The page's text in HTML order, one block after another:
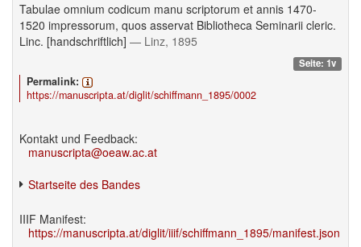
Tabulae omnium codicum manu scriptorum et annis 1470-
1520 impressorum, quos asservat Bibliotheca Seminarii cleric.
Linc. [handschriftlich] — Linz, 1895
Seite: 1v
Permalink:
https://manuscripta.at/diglit/schiffmann_1895/0002
Kontakt und Feedback:
manuscripta@oeaw.ac.at
Startseite des Bandes
IIIF Manifest:
https://manuscripta.at/diglit/iiif/schiffmann_1895/manifest.json